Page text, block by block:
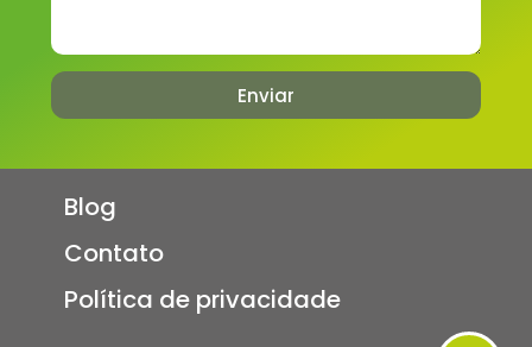
Enviar
Blog
Contato
Política de privacidade